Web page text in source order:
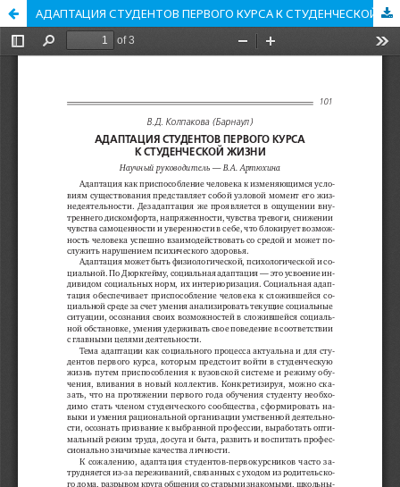
АДАПТАЦИЯ СТУДЕНТОВ ПЕРВОГО КУРСА К СТУДЕНЧЕСКОЙ ЖИЗНИ